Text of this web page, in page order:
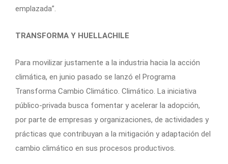
emplazada”.
TRANSFORMA Y HUELLACHILE
Para movilizar justamente a la industria hacia la acción
climática, en junio pasado se lanzó el Programa
Transforma Cambio Climático. Climático. La iniciativa
público-privada busca fomentar y acelerar la adopción,
por parte de empresas y organizaciones, de actividades y
prácticas que contribuyan a la mitigación y adaptación del
cambio climático en sus procesos productivos.